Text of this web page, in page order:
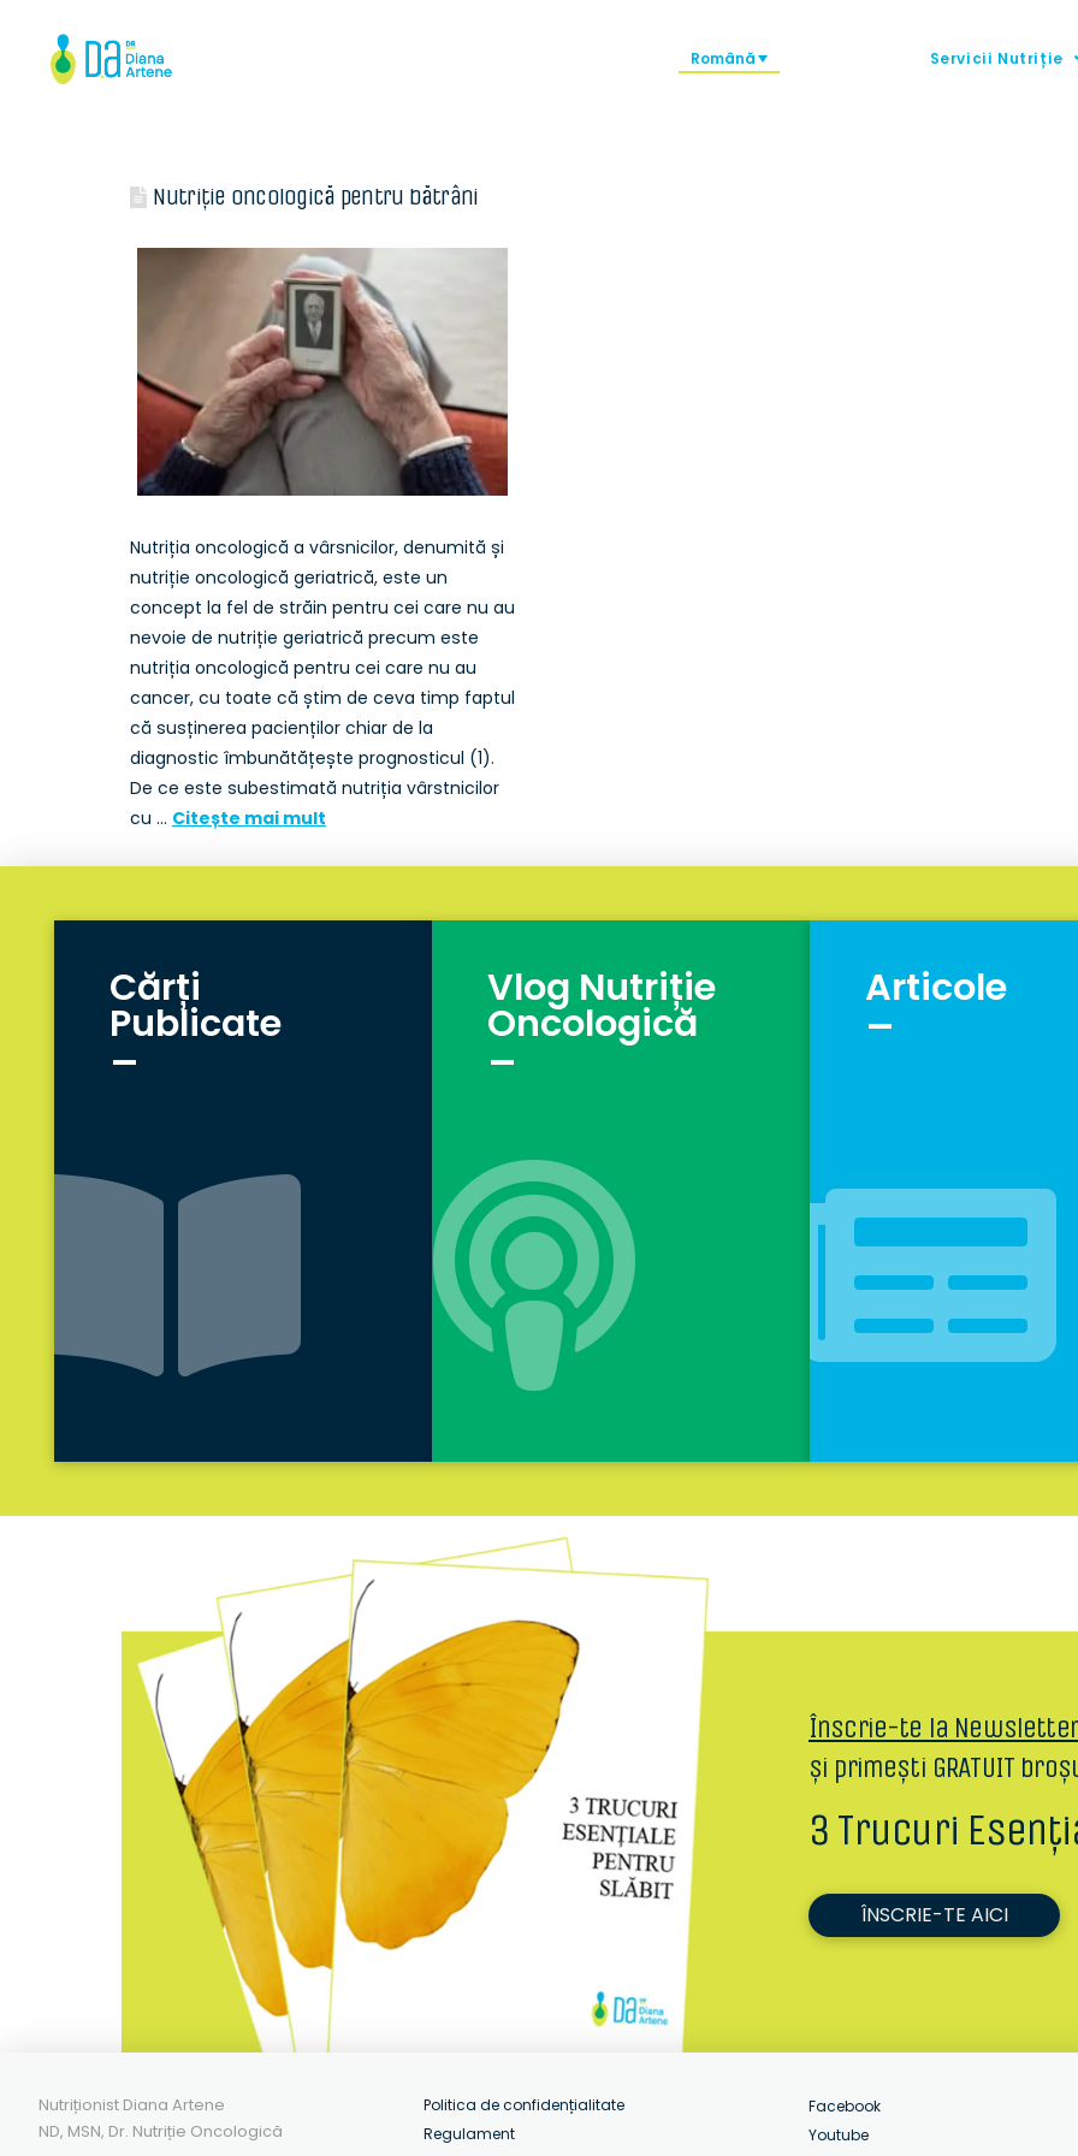
Română Servicii Nutriție
Nutriție oncologică pentru bătrâni
Nutriția oncologică a vârsnicilor, denumită și
nutriție oncologică geriatrică, este un
concept la fel de străin pentru cei care nu au
nevoie de nutriție geriatrică precum este
nutriția oncologică pentru cei care nu au
cancer, cu toate că știm de ceva timp faptul
că susținerea pacienților chiar de la
diagnostic îmbunătățește prognosticul (1).
De ce este subestimată nutriția vârstnicilor
cu … Citește mai mult
Cărți
Publicate
_
Vlog Nutriție
Oncologică
_
Articole
_
Înscrie-te la Newsletter
și primești GRATUIT
3 Trucuri
ÎNSCRIE-TE AICI
Nutriționist Diana Artene
ND, MSN, Dr. Nutriție Oncologică
Politica de confidențialitate
Regulament
Facebook
Youtube